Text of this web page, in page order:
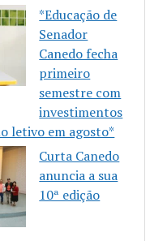
*Educação de
Senador
Canedo fecha
primeiro
semestre com
investimentos
letivo em agosto*
Curta Canedo
anuncia a sua
10ª edição